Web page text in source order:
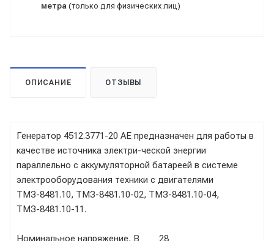
метра (только для физических лиц)
ОПИСАНИЕ ОТЗЫВЫ
Генератор 4512.3771-20 АЕ предназначен для работы в
качестве источника электри-ческой энергии
параллельно с аккумуляторной батареей в системе
электрооборудования техники с двигателями
ТМЗ-8481.10, ТМЗ-8481.10-02, ТМЗ-8481.10-04,
ТМЗ-8481.10-11.
Номинальное напряжение, В 28